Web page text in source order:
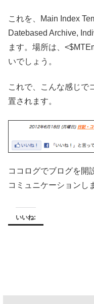
これを、Main Index
Datebased Archive,
ます。場所は、
いでしょう。
これで、こんな感じで
置されます。
ココログでブログを開
コミュニケーションし
いいね: